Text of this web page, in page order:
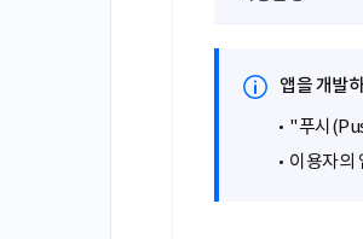
앱을 개발
"푸시
이용자의